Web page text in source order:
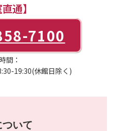
通】
7100
間：
19:30(休館日除く)
いて